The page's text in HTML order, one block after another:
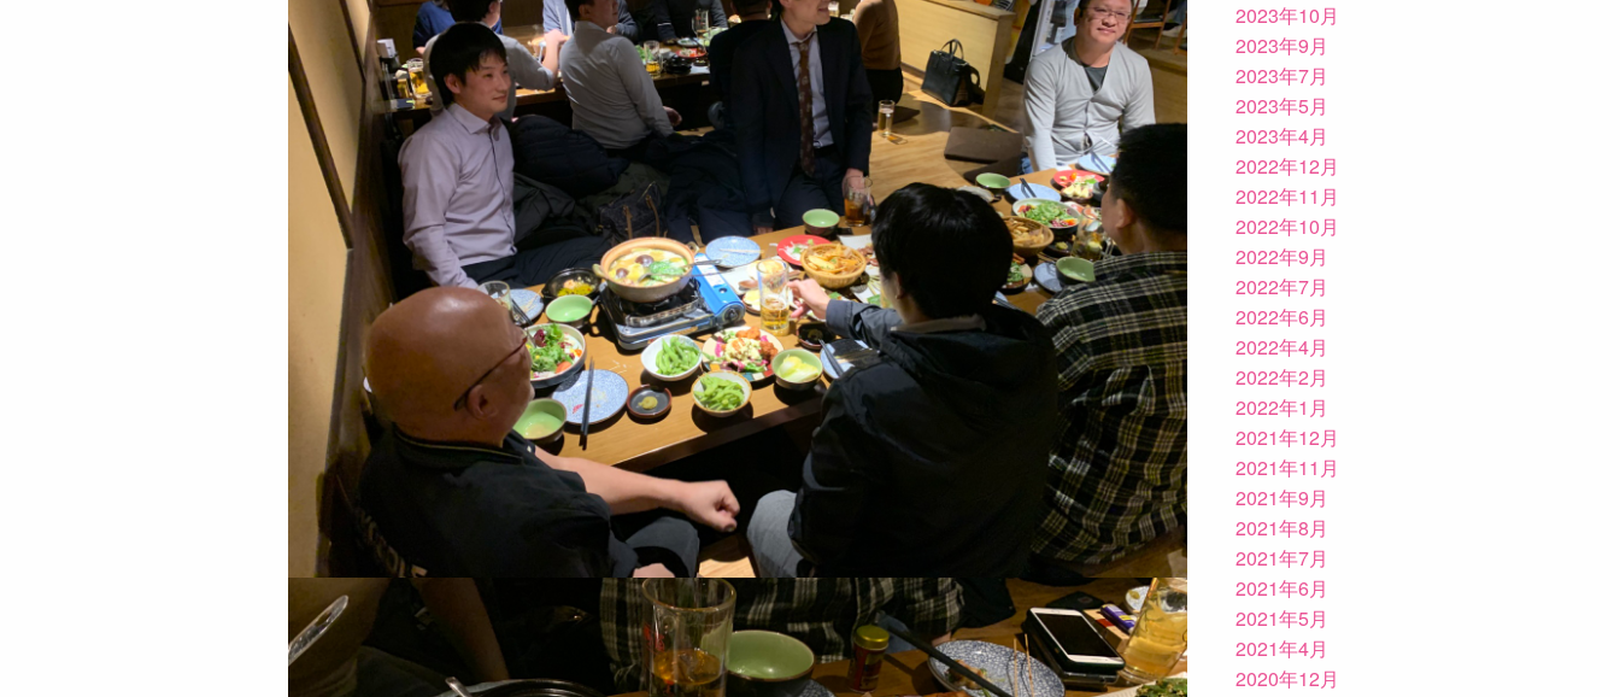
2023年10月
2023年9月
2023年7月
2023年5月
2023年4月
2022年12月
2022年11月
2022年10月
2022年9月
2022年7月
2022年6月
2022年4月
2022年2月
2022年1月
2021年12月
2021年11月
2021年9月
2021年8月
2021年7月
2021年6月
2021年5月
2021年4月
2020年12月